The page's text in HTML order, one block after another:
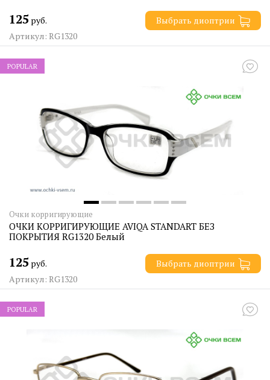
125 руб.
Выбрать диоптрии
Артикул: RG1320
POPULAR
Очки корригирующие
ОЧКИ КОРРИГИРУЮЩИЕ AVIQA STANDART БЕЗ
ПОКРЫТИЯ RG1320 Белый
125 руб.
Выбрать диоптрии
Артикул: RG1320
POPULAR